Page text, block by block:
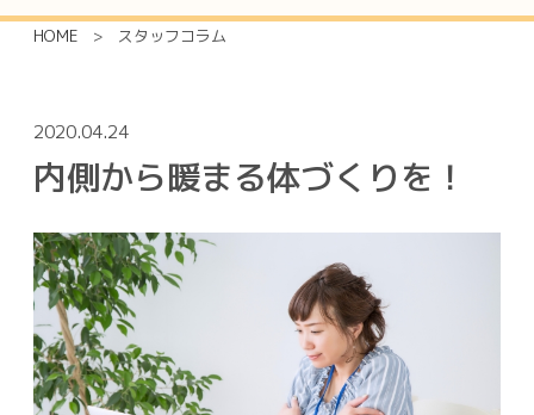
HOME > スタッフコラム
2020.04.24
内側から暖まる体づくりを！